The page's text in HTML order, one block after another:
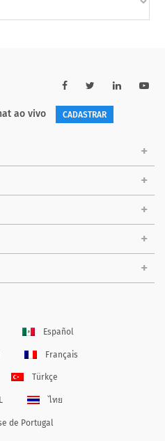
ao vivo CADASTRAR
Español
Français
Türkçe
ไทย
de Portugal